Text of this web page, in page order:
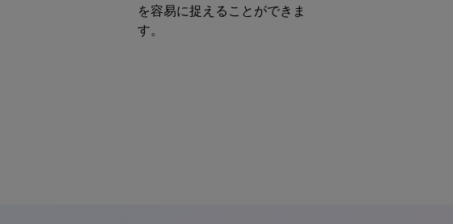
を容易に捉えることができま
す。